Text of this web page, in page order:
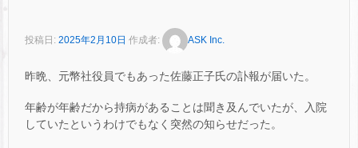
投稿日: 2025年2月10日 作成者: ASK Inc.
昨晩、元幣社役員でもあった佐藤正子氏の訃報が届いた。
年齢が年齢だから持病があることは聞き及んでいたが、入院
していたというわけでもなく突然の知らせだった。